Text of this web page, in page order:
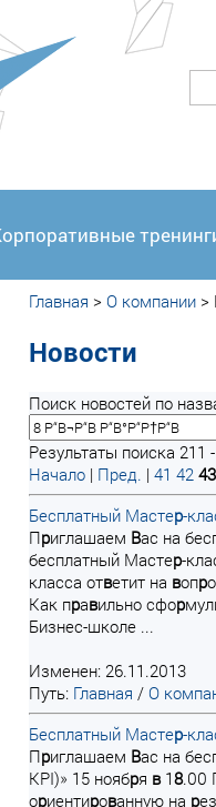
Главная > О компании >
Новости
Поиск новостей по
Результаты поиска 211
Начало | Пред. | 41 42 43
Бесплатный Мастер-
Приглашаем Вас на
бесплатный Мастер-
класса ответит на вопр
Как правильно сфор
Бизнес-школе ...
Изменен: 26.11.2013
Путь: Главная / О
Бесплатный Мастер-
Приглашаем Вас на
KPI)» 15 ноября в18.00
ориентированную на р